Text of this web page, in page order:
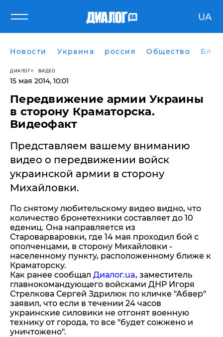
UA
Новости Украина россия Общество
ДИАЛОГ ВИДЕО
15 мая 2014, 10:01
Передвижение армии Украины
в сторону Краматорска.
Видеофакт
Представляем вашему вниманию
видео о передвижении войск
украинской армии в сторону
Михайловки.
По снятому любительскому видео видно, что
количество бронетехники составляет до 10
едениц. Она направляется из
Староварваровки, где 14 мая проходил бой с
ополченцами, в сторону Михайловки -
населенному пункту, расположенному ближе к
Краматорску.
Как ранее сообщал Диалог.ua, заместитель
главнокомандующего войсками ДНР Игоря
Стрелкова Сергей Здрилюк по кличке "Абвер"
заявил, что если в течении 24 часов
украинские силовики не отгонят военную
технику от города, то все "будет сожжено и
уничтожено".